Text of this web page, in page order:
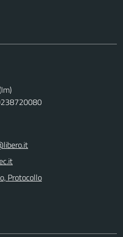
Protocollo